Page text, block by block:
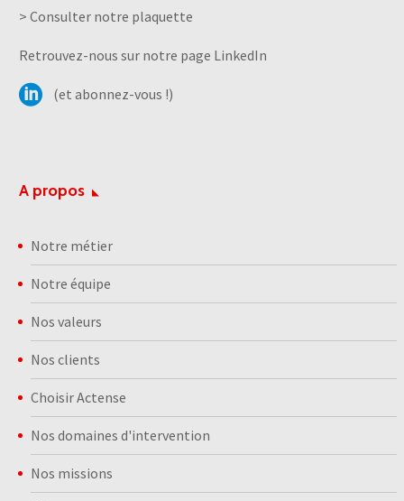
> Consulter notre plaquette
Retrouvez-nous sur notre page LinkedIn
(et abonnez-vous !)
A propos
Notre métier
Notre équipe
Nos valeurs
Nos clients
Choisir Actense
Nos domaines d'intervention
Nos missions